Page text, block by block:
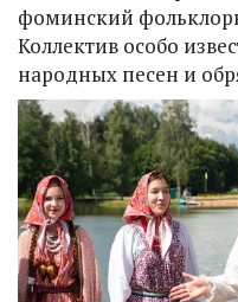
фоминский
Коллектив особо
народных песен и